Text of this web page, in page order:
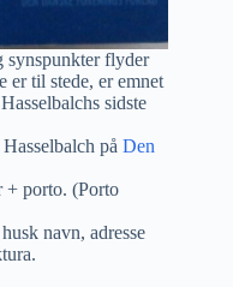
synspunkter flyder
til stede, er emnet
sidste
på Den
+ porto. (Porto
navn, adresse